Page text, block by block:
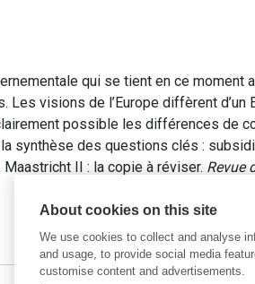
qui se tient en ce
Les visions de l’Europe diffèrent
possible les différences de
la synthèse des questions clés :
Maastricht II : la copie à réviser. Revue
About cookies on this site
We use cookies to collect and analyse
and usage, to provide social media
customise content and advertisements.